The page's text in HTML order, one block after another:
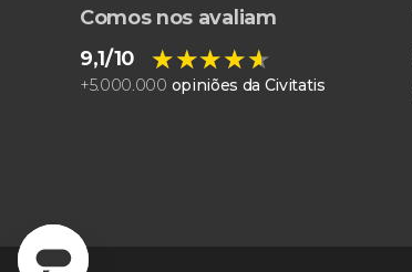
Comos nos avaliam
9,1/10
★★★★★
★★★★★
+5.000.000 opiniões da Civitatis